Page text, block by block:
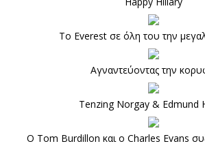
Το Everest σε όλη του την
Αγναντεύοντας την
Tenzing Norgay & Edmund
O Tom Burdillon και ο Charles Evans